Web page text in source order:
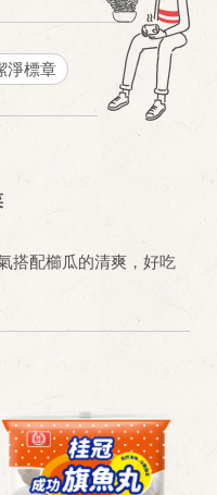
淨標章
搭配櫛瓜的清爽，好吃